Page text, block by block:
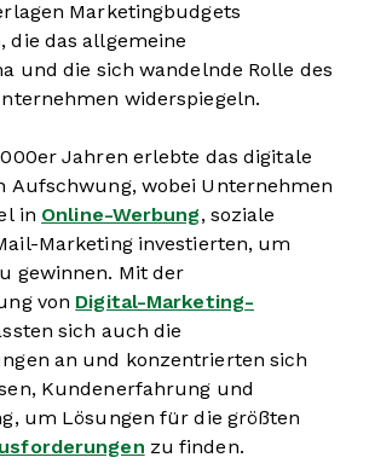
Marketingbudgets
die das allgemeine
und die sich wandelnde Rolle des
widerspiegeln.
Jahren erlebte das digitale
Aufschwung, wobei Unternehmen
in Online-Werbung, soziale
Marketing investierten, um
gewinnen. Mit der
von Digital-Marketing-
sich auch die
an und konzentrierten sich
Kundenerfahrung und
um Lösungen für die größten
zu finden.